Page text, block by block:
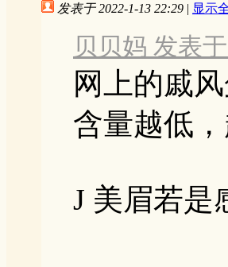
发表于 2022-1-13 22:29 | 显示
贝贝妈 发表
网上的戚
含量越低
J 美眉若是